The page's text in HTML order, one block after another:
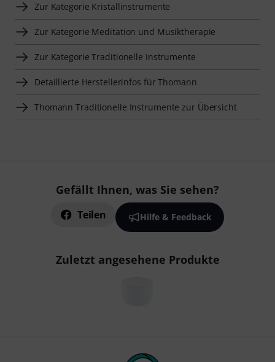
Zur Kategorie Kristallinstrumente
Zur Kategorie Meditation und Musiktherapie
Zur Kategorie Traditionelle Instrumente
Detaillierte Herstellerinfos für Thomann
Thomann Traditionelle Instrumente zur Übersicht
Gefällt Ihnen, was Sie sehen?
Teilen Hilfe & Feedback
Zuletzt angesehene Produkte